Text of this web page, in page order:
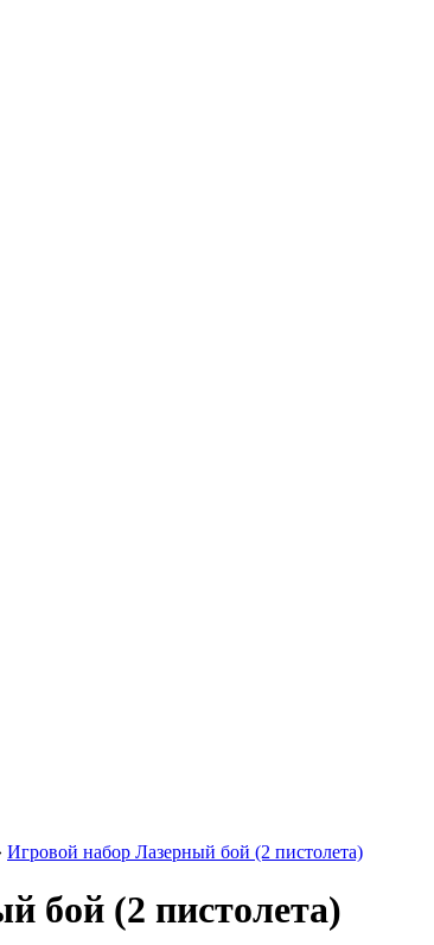
Игровой набор Лазерный бой (2 пистолета)
бой (2 пистолета)